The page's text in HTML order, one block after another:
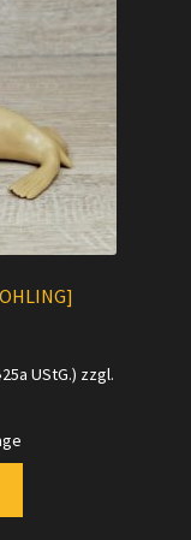
UStG.) zzgl.